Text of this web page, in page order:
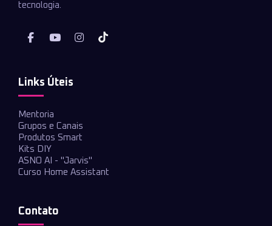
tecnologia.
Links Úteis
Mentoria
Grupos e Canais
Produtos Smart
Kits DIY
ASNO AI - "Jarvis"
Curso Home Assistant
Contato